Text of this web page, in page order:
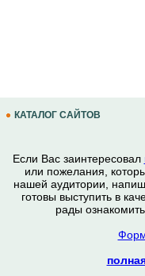
КАТАЛОГ САЙТОВ
Если Вас заинтересовал
или пожелания,
нашей аудитории,
готовы выступить в
рады